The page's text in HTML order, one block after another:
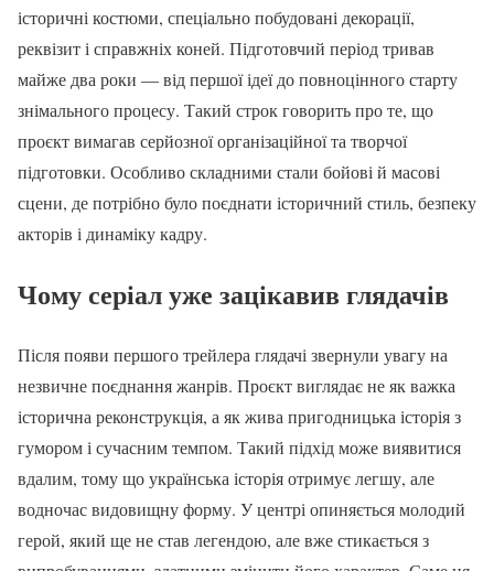
історичні костюми, спеціально побудовані декорації,
реквізит і справжніх коней. Підготовчий період тривав
майже два роки — від першої ідеї до повноцінного старту
знімального процесу. Такий строк говорить про те, що
проєкт вимагав серйозної організаційної та творчої
підготовки. Особливо складними стали бойові й масові
сцени, де потрібно було поєднати історичний стиль, безпеку
акторів і динаміку кадру.
Чому серіал уже зацікавив глядачів
Після появи першого трейлера глядачі звернули увагу на
незвичне поєднання жанрів. Проєкт виглядає не як важка
історична реконструкція, а як жива пригодницька історія з
гумором і сучасним темпом. Такий підхід може виявитися
вдалим, тому що українська історія отримує легшу, але
водночас видовищну форму. У центрі опиняється молодий
герой, який ще не став легендою, але вже стикається з